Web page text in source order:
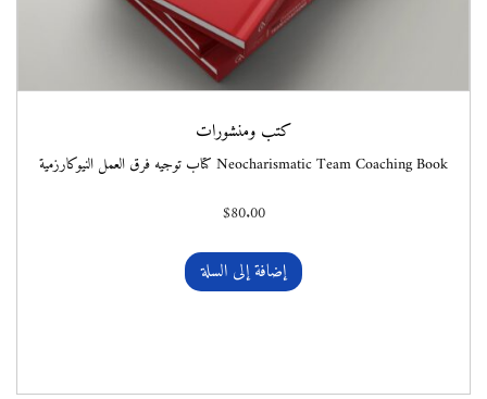
كتب ومنشورات
Neocharismatic Team Coaching Book كتاب توجيه فرق العمل النيوكارزمية
$80.00
إضافة إلى السلة